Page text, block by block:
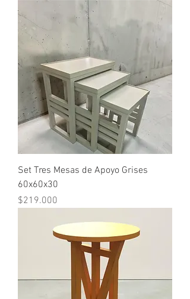
Set Tres Mesas de Apoyo Grises
60x60x30
Precio
$219.000